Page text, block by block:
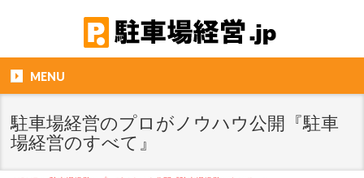
MENU
駐車場経営のプロがノウハウ公開『駐車
場経営のすべて』